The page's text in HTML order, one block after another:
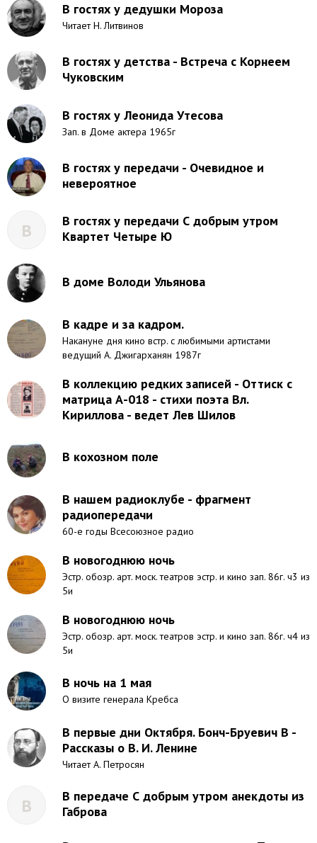
В гостях у дедушки Мороза
Читает Н. Литвинов
В гостях у детства - Встреча с Корнеем
Чуковским
В гостях у Леонида Утесова
Зап. в Доме актера 1965г
В гостях у передачи - Очевидное и
невероятное
В
В гостях у передачи С добрым утром
Квартет Четыре Ю
В доме Володи Ульянова
В кадре и за кадром.
Накануне дня кино встр. с любимыми артистами
ведущий А. Джигарханян 1987г
В коллекцию редких записей - Оттиск с
матрица А-018 - стихи поэта Вл.
Кириллова - ведет Лев Шилов
В кохозном поле
В нашем радиоклубе - фрагмент
радиопередачи
60-е годы Всесоюзное радио
В новогоднюю ночь
Эстр. обозр. арт. моск. театров эстр. и кино зап. 86г. ч3 из
5и
В новогоднюю ночь
Эстр. обозр. арт. моск. театров эстр. и кино зап. 86г. ч4 из
5и
В ночь на 1 мая
О визите генерала Кребса
В первые дни Октября. Бонч-Бруевич В -
Рассказы о В. И. Ленине
Читает А. Петросян
В
В передаче С добрым утром анекдоты из
Габрова